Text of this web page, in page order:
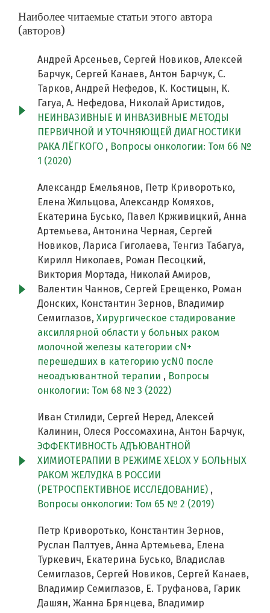
Наиболее читаемые статьи этого автора
(авторов)
Андрей Арсеньев, Сергей Новиков, Алексей
Барчук, Сергей Канаев, Антон Барчук, С.
Тарков, Андрей Нефедов, К. Костицын, К.
Гагуа, А. Нефедова, Николай Аристидов,
НЕИНВАЗИВНЫЕ И ИНВАЗИВНЫЕ МЕТОДЫ
ПЕРВИЧНОЙ И УТОЧНЯЮЩЕЙ ДИАГНОСТИКИ
РАКА ЛЁГКОГО , Вопросы онкологии: Том 66 №
1 (2020)
Александр Емельянов, Петр Криворотько,
Елена Жильцова, Александр Комяхов,
Екатерина Бусько, Павел Крживицкий, Анна
Артемьева, Антонина Черная, Сергей
Новиков, Лариса Гиголаева, Тенгиз Табагуа,
Кирилл Николаев, Роман Песоцкий,
Виктория Мортада, Николай Амиров,
Валентин Чаннов, Сергей Ерещенко, Роман
Донских, Константин Зернов, Владимир
Семиглазов, Хирургическое стадирование
аксиллярной области у больных раком
молочной железы категории сN+
перешедших в категорию ycN0 после
неоадъювантной терапии , Вопросы
онкологии: Том 68 № 3 (2022)
Иван Стилиди, Сергей Неред, Алексей
Калинин, Олеся Россомахина, Антон Барчук,
ЭФФЕКТИВНОСТЬ АДЪЮВАНТНОЙ
ХИМИОТЕРАПИИ В РЕЖИМЕ XELOX У БОЛЬНЫХ
РАКОМ ЖЕЛУДКА В РОССИИ
(РЕТРОСПЕКТИВНОЕ ИССЛЕДОВАНИЕ) ,
Вопросы онкологии: Том 65 № 2 (2019)
Петр Криворотько, Константин Зернов,
Руслан Палтуев, Анна Артемьева, Елена
Туркевич, Екатерина Бусько, Владислав
Семиглазов, Сергей Новиков, Сергей Канаев,
Владимир Семиглазов, Е. Труфанова, Гарик
Дашян, Жанна Брянцева, Владимир